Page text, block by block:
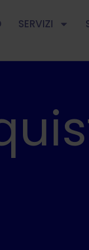
SERVIZI